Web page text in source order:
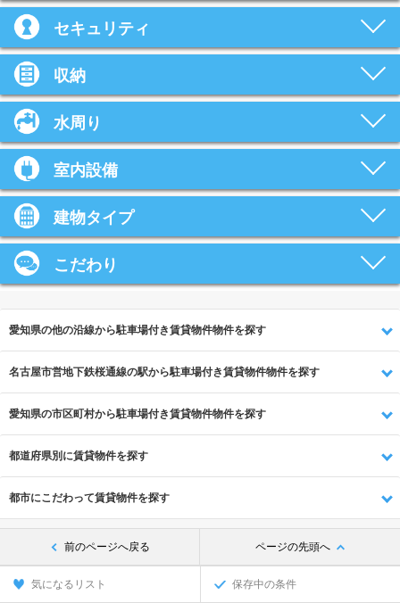
セキュリティ
収納
水周り
室内設備
建物タイプ
こだわり
愛知県の他の沿線から駐車場付き賃貸物件物件を探す
名古屋市営地下鉄桜通線の駅から駐車場付き賃貸物件物件を探す
愛知県の市区町村から駐車場付き賃貸物件物件を探す
都道府県別に賃貸物件を探す
都市にこだわって賃貸物件を探す
前のページへ戻る ページの先頭へ
気になるリスト 保存中の条件